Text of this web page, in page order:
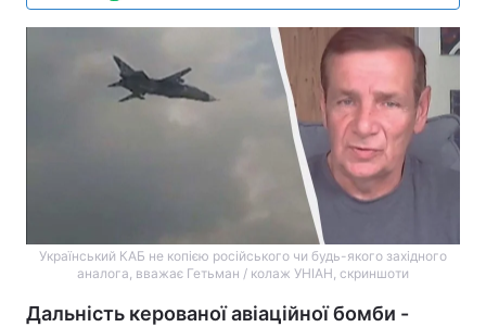
Український КАБ не копією російського чи будь-якого західного
аналога, вважає Гетьман / колаж УНІАН, скриншоти
Дальність керованої авіаційної бомби -